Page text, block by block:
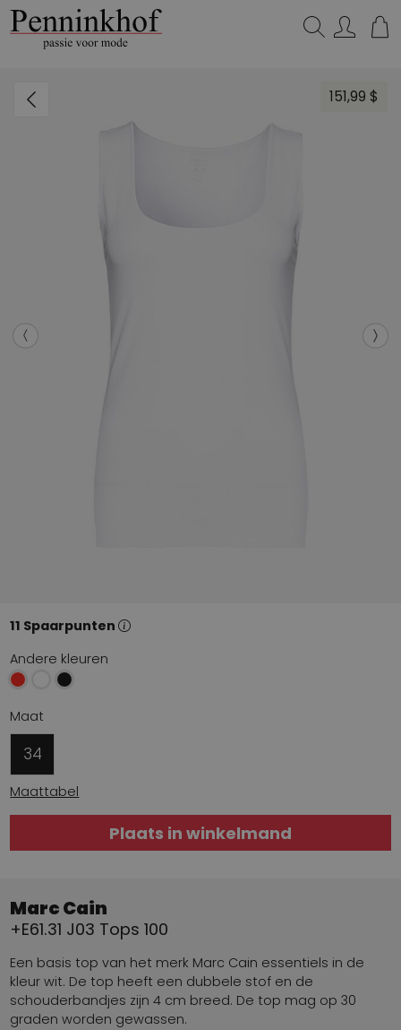
151,99 $
11 Spaarpunten
Andere kleuren
Maat
34
Maattabel
Plaats in winkelmand
Marc Cain
+E61.31 J03 Tops 100
Een basis top van het merk Marc Cain essentiels in de
kleur wit. De top heeft een dubbele stof en de
schouderbandjes zijn 4 cm breed. De top mag op 30
graden worden gewassen.